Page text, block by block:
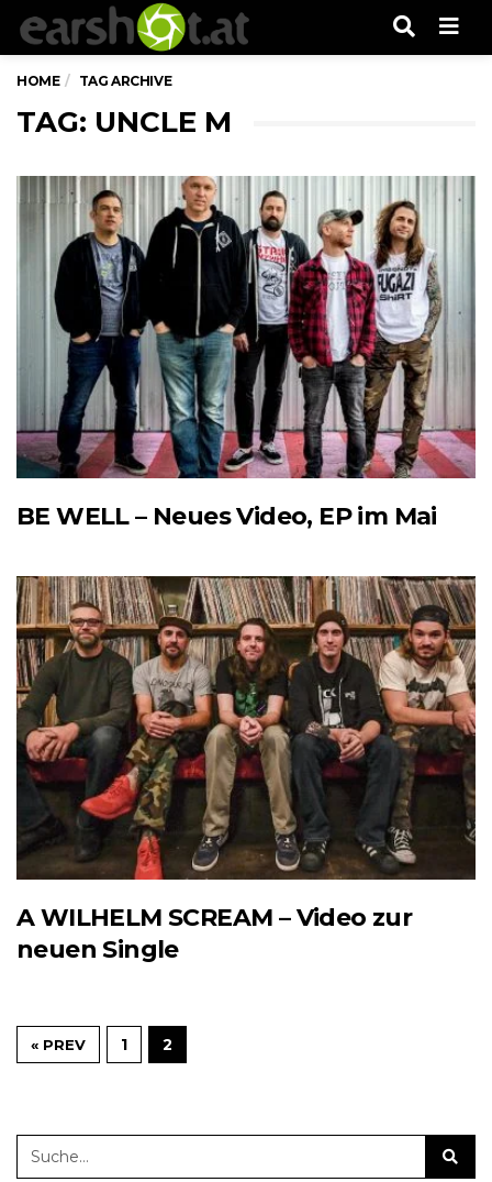
HOME TAG ARCHIVE
TAG: UNCLE M
BE WELL – Neues Video, EP im Mai
A WILHELM SCREAM – Video zur
neuen Single
« PREV 1 2